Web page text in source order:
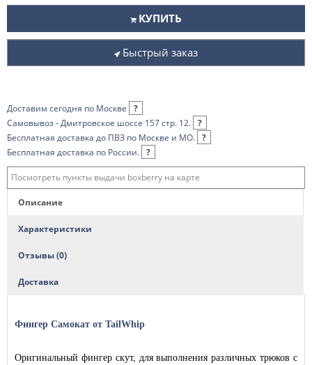
КУПИТЬ
Быстрый заказ
Доставим сегодня по Москве
?
Самовывоз - Дмитровское шоссе 157 стр. 12. ?
Бесплатная доставка до ПВЗ по Москве и МО. ?
Бесплатная доставка по России. ?
Посмотреть пункты выдачи boxberry на карте
Описание
Характеристики
Отзывы (0)
Доставка
Фингер Самокат от TailWhip
Оригинальный фингер скут, для выполнения различных трюков с